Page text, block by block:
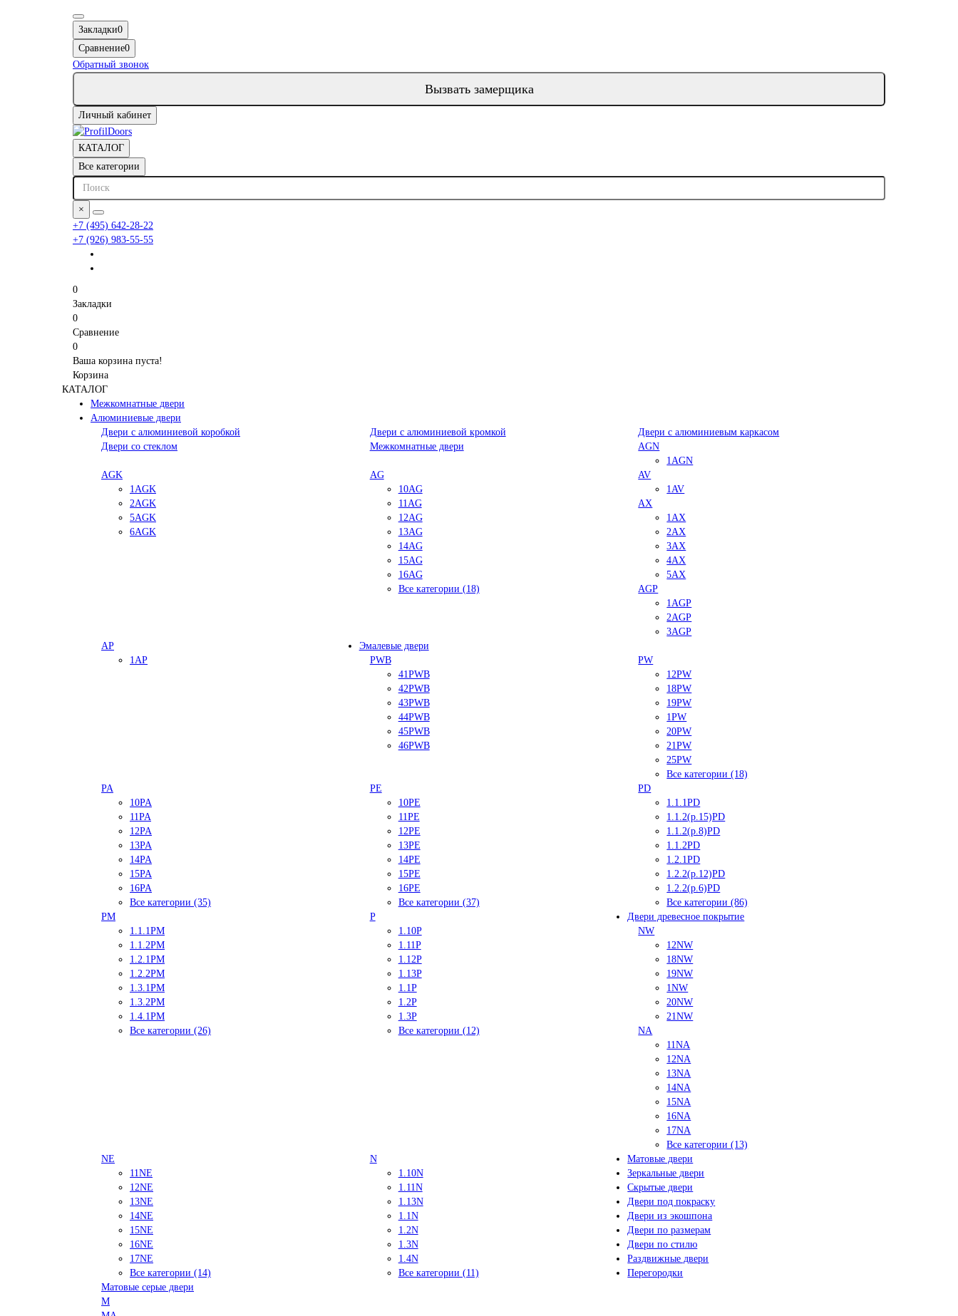
Закладки0
Сравнение0
Обратный звонок
Вызвать замерщика
Личный кабинет
КАТАЛОГ
Все категории
×
+7 (495) 642-28-22
+7 (926) 983-55-55
0
Закладки
0
Сравнение
0
Ваша корзина пуста!
Корзина
КАТАЛОГ
Межкомнатные двери
Алюминиевые двери
Двери с алюминиевой коробкой
Двери с алюминиевой кромкой
Двери с алюминиевым каркасом
Двери со стеклом
Межкомнатные двери
AGN
1AGN
AGK
1AGK
2AGK
5AGK
6AGK
AG
10AG
11AG
12AG
13AG
14AG
15AG
16AG
Все категории (18)
AV
1AV
AX
1AX
2AX
3AX
4AX
5AX
AGP
1AGP
2AGP
3AGP
AP
1AP
Эмалевые двери
PWB
41PWB
42PWB
43PWB
44PWB
45PWB
46PWB
PW
12PW
18PW
19PW
1PW
20PW
21PW
25PW
Все категории (18)
PA
10PA
11PA
12PA
13PA
14PA
15PA
16PA
Все категории (35)
PE
10PE
11PE
12PE
13PE
14PE
15PE
16PE
Все категории (37)
PD
1.1.1PD
1.1.2(р.15)PD
1.1.2(р.8)PD
1.1.2PD
1.2.1PD
1.2.2(р.12)PD
1.2.2(р.6)PD
Все категории (86)
PM
1.1.1PM
1.1.2PM
1.2.1PM
1.2.2PM
1.3.1PM
1.3.2PM
1.4.1PM
Все категории (26)
P
1.10P
1.11P
1.12P
1.13P
1.1P
1.2P
1.3P
Все категории (12)
Двери древесное покрытие
NW
12NW
18NW
19NW
1NW
20NW
21NW
NA
11NA
12NA
13NA
14NA
15NA
16NA
17NA
Все категории (13)
NE
11NE
12NE
13NE
14NE
15NE
16NE
17NE
Все категории (14)
N
1.10N
1.11N
1.13N
1.1N
1.2N
1.3N
1.4N
Все категории (11)
Матовые двери
Матовые серые двери
Зеркальные двери
M
Скрытые двери
Двери под покраску
Двери из экошпона
Двери по размерам
Двери по стилю
Раздвижные двери
Перегородки